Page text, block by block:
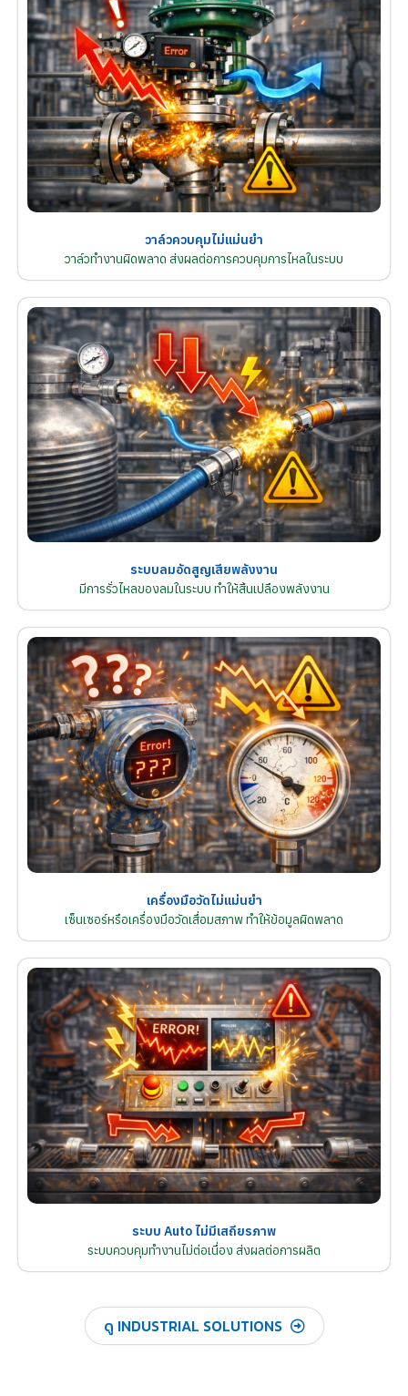
วาล์วควบคุมไม่แม่นยำ
วาล์วทำงานผิดพลาด ส่งผลต่อการควบคุมการไหลในระบบ
ระบบลมอัดสูญเสียพลังงาน
มีการรั่วไหลของลมในระบบ ทำให้สิ้นเปลืองพลังงาน
เครื่องมือวัดไม่แม่นยำ
เซ็นเซอร์หรือเครื่องมือวัดเสื่อมสภาพ ทำให้ข้อมูลผิดพลาด
ระบบ Auto ไม่มีเสถียรภาพ
ระบบควบคุมทำงานไม่ต่อเนื่อง ส่งผลต่อการผลิต
ดู INDUSTRIAL SOLUTIONS